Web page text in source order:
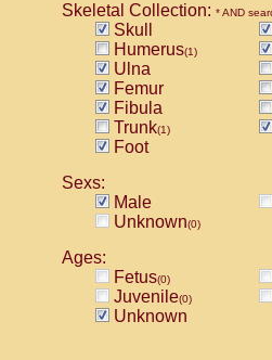
Skeletal Collection: * AND
Skull
Humerus(1)
Ulna
Femur
Fibula
Trunk(1)
Foot
Sexs:
Male
Unknown(0)
Ages:
Fetus(0)
Juvenile(0)
Unknown